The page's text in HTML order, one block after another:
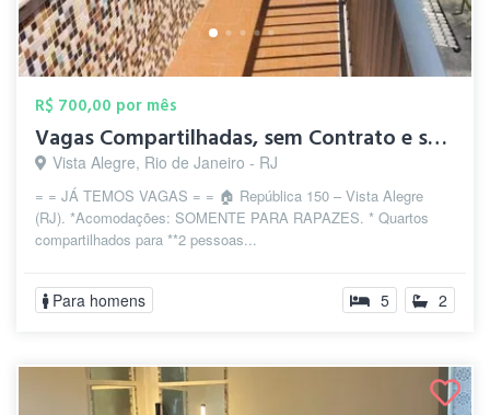
R$ 700,00 por mês
Vagas Compartilhadas, sem Contrato e sem...
Vista Alegre, Rio de Janeiro - RJ
= = JÁ TEMOS VAGAS = = 🏠 República 150 – Vista Alegre
(RJ). *Acomodações: SOMENTE PARA RAPAZES. * Quartos
compartilhados para **2 pessoas...
Para homens 5 2